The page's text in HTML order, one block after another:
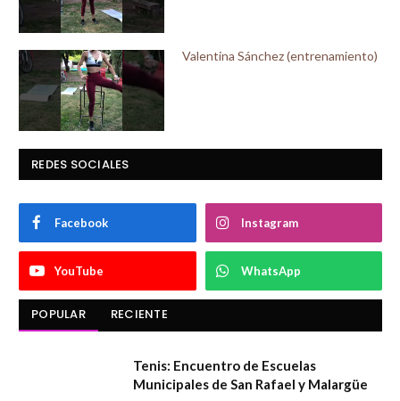
Valentina Sánchez (entrenamiento)
REDES SOCIALES
Facebook Instagram
YouTube WhatsApp
POPULAR RECIENTE
Tenis: Encuentro de Escuelas
Municipales de San Rafael y Malargüe